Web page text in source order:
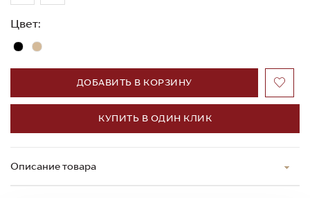
Цвет:
ДОБАВИТЬ В КОРЗИНУ
КУПИТЬ В ОДИН КЛИК
Описание товара